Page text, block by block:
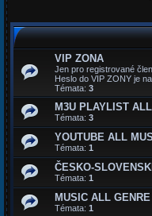
VIP ZONA
Jen pro registrované
Heslo do VIP ZONY je
Témata: 3
M3U PLAYLIST ALL
Témata: 3
YOUTUBE ALL
Témata: 1
ČESKO-
Témata: 1
MUSIC ALL
Témata: 1